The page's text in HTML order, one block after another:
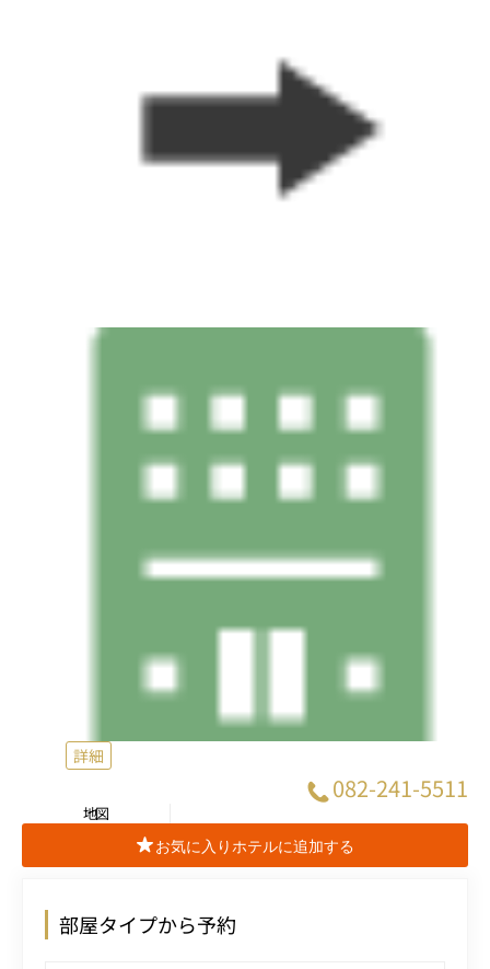
詳細
082-241-5511
地図
お気に入りホテルに追加する
部屋タイプから予約